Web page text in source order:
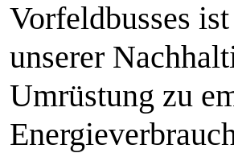
Vorfeldbusses
unserer
Umrüstung zu